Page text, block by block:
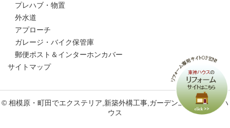
プレハブ・物置
外水道
アプローチ
ガレージ・バイク保管庫
郵便ポスト＆インターホンカバー
サイトマップ
© 相模原・町田でエクステリア,新築外構工事,ガーデン工事なら東神ハ
ウス